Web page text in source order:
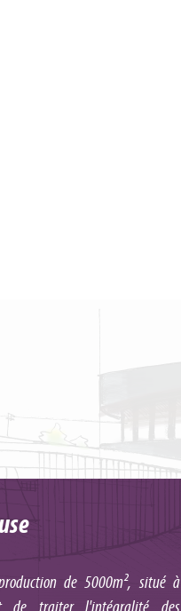
de 5000m², situé à